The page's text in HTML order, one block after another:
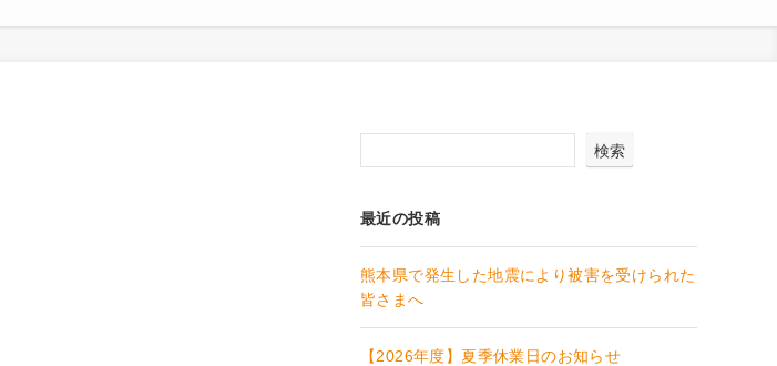
検索
最近の投稿
熊本県で発生した地震により被害を受けられた
皆さまへ
【2026年度】夏季休業日のお知らせ